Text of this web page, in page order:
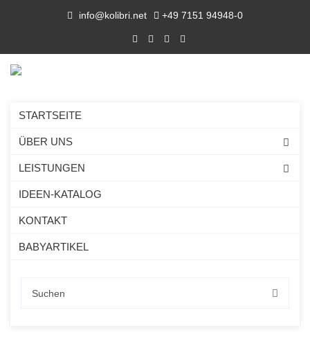
info@kolibri.net +49 7151 94948-0
STARTSEITE
ÜBER UNS
LEISTUNGEN
IDEEN-KATALOG
KONTAKT
BABYARTIKEL